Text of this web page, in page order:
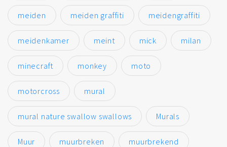
meiden meiden graffiti meidengraffiti
meidenkamer meint mick milan
minecraft monkey moto
motorcross mural
mural nature swallow swallows Murals
Muur muurbreken muurbrekend